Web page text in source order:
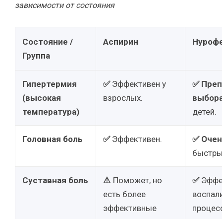
зависимости от состояния
Состояние /
Группа
Аспирин
Гипертермия
(высокая
температура)
✅Эффективен у
взрослых.
✅
детей.
Головная боль ✅Эффективен. ✅
Суставная боль ⚠️ Поможет, но
есть более
эффективные
✅